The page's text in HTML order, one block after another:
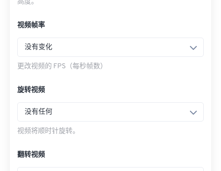
高度。
视频帧率
没有变化
更改视频的 FPS（每秒帧数）
旋转视频
没有任何
视频将顺时针旋转。
翻转视频